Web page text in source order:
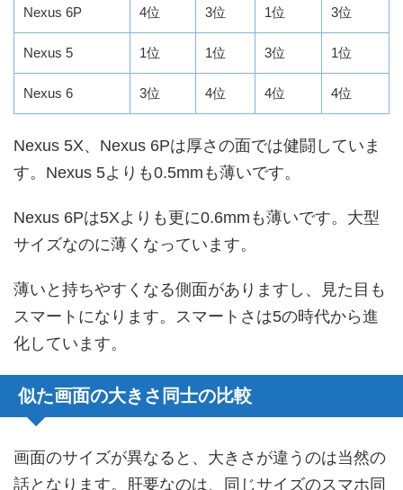
Nexus 6P 4位 3位 1位 3位
Nexus 5 1位 1位 3位 1位
Nexus 6 3位 4位 4位 4位
Nexus 5X、Nexus 6Pは厚さの面では健闘していま
す。Nexus 5よりも0.5mmも薄いです。
Nexus 6Pは5Xよりも更に0.6mmも薄いです。大型
サイズなのに薄くなっています。
薄いと持ちやすくなる側面がありますし、見た目も
スマートになります。スマートさは5の時代から進
化しています。
似た画面の大きさ同士の比較
画面のサイズが異なると、大きさが違うのは当然の
話となります。肝要なのは、同じサイズのスマホ同